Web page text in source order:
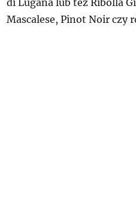
Mascalese, Pinot Noir czy